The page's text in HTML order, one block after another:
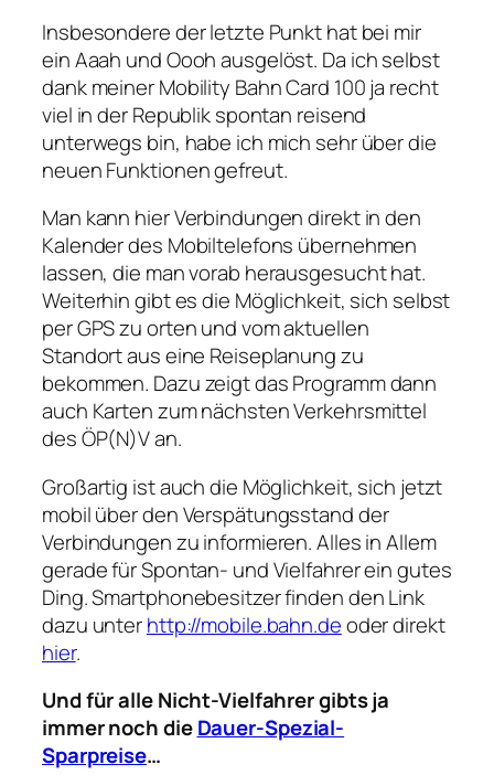
Insbesondere der letzte Punkt hat bei mir
ein Aaah und Oooh ausgelöst. Da ich selbst
dank meiner Mobility Bahn Card 100 ja recht
viel in der Republik spontan reisend
unterwegs bin, habe ich mich sehr über die
neuen Funktionen gefreut.
Man kann hier Verbindungen direkt in den
Kalender des Mobiltelefons übernehmen
lassen, die man vorab herausgesucht hat.
Weiterhin gibt es die Möglichkeit, sich selbst
per GPS zu orten und vom aktuellen
Standort aus eine Reiseplanung zu
bekommen. Dazu zeigt das Programm dann
auch Karten zum nächsten Verkehrsmittel
des ÖP(N)V an.
Großartig ist auch die Möglichkeit, sich jetzt
mobil über den Verspätungsstand der
Verbindungen zu informieren. Alles in Allem
gerade für Spontan- und Vielfahrer ein gutes
Ding. Smartphonebesitzer finden den Link
dazu unterhttp://mobile.bahn.deoder direkt
hier.
Und für alle Nicht-Vielfahrer gibts ja
immer noch dieDauer-Spezial-
Sparpreise…